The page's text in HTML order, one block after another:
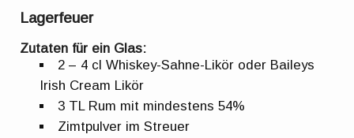
Lagerfeuer
Zutaten für ein Glas:
2 – 4 cl Whiskey-Sahne-Likör oder Baileys
Irish Cream Likör
3 TL Rum mit mindestens 54%
Zimtpulver im Streuer